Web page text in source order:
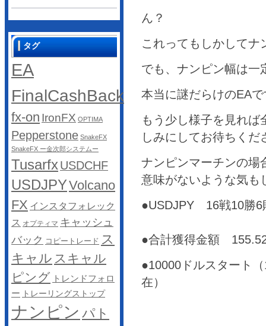
ん？
これってもしかしてナ
でも、ナンピン幅は一
本当に謎だらけのEA
もう少し様子を見れ
しみにしてお待ちくだ
ナンピンマーチンの場
意味がないような気も
●USDJPY 16戦10勝6
●合計獲得金額
●10000ドルスタート
在）
タグ
EA
FinalCashBack
fx-on IronFX OPTIMA
Pepperstone SnakeFX
SnakeFX ー金次郎システムー
TusarfxUSDCHF
USDJPYVolcano
FX インスタフォレック
ス オプティマ キャッシュ
バック コピートレード ス
キャル スキャル
ピング トレンドフォロ
ー トレーリングストップ
ナンピン パト